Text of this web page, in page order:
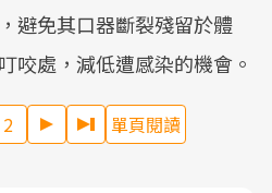
避免其口器斷裂殘留於體
咬處，減低遭感染的機會。
2 單頁閱讀